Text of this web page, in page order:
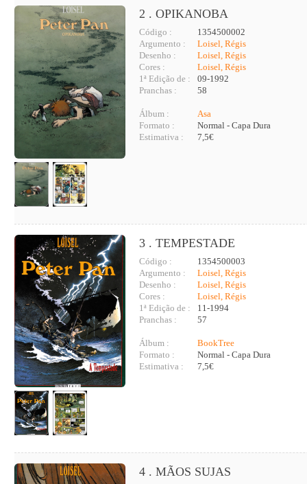
2 . OPIKANOBA
Código :
1354500002
Argumento :
Loisel, Régis
Desenho :
Loisel, Régis
Cores :
Loisel, Régis
1ª Edição de :
09-1992
Pranchas :
58
Álbum :
Asa
Formato :
Normal - Capa Dura
Estimativa :
7,5€
3 . TEMPESTADE
Código :
1354500003
Argumento :
Loisel, Régis
Desenho :
Loisel, Régis
Cores :
Loisel, Régis
1ª Edição de :
11-1994
Pranchas :
57
Álbum :
BookTree
Formato :
Normal - Capa Dura
Estimativa :
7,5€
4 . MÃOS SUJAS